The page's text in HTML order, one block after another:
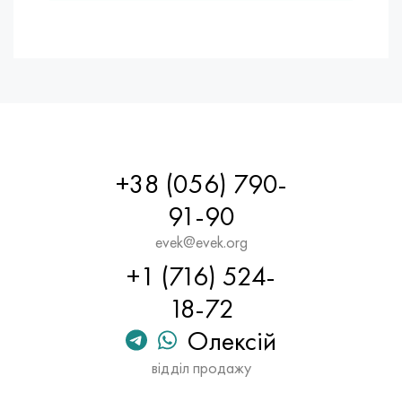
+38 (056) 790-
91-90
evek@evek.org
+1 (716) 524-
18-72
Олексій
відділ продажу